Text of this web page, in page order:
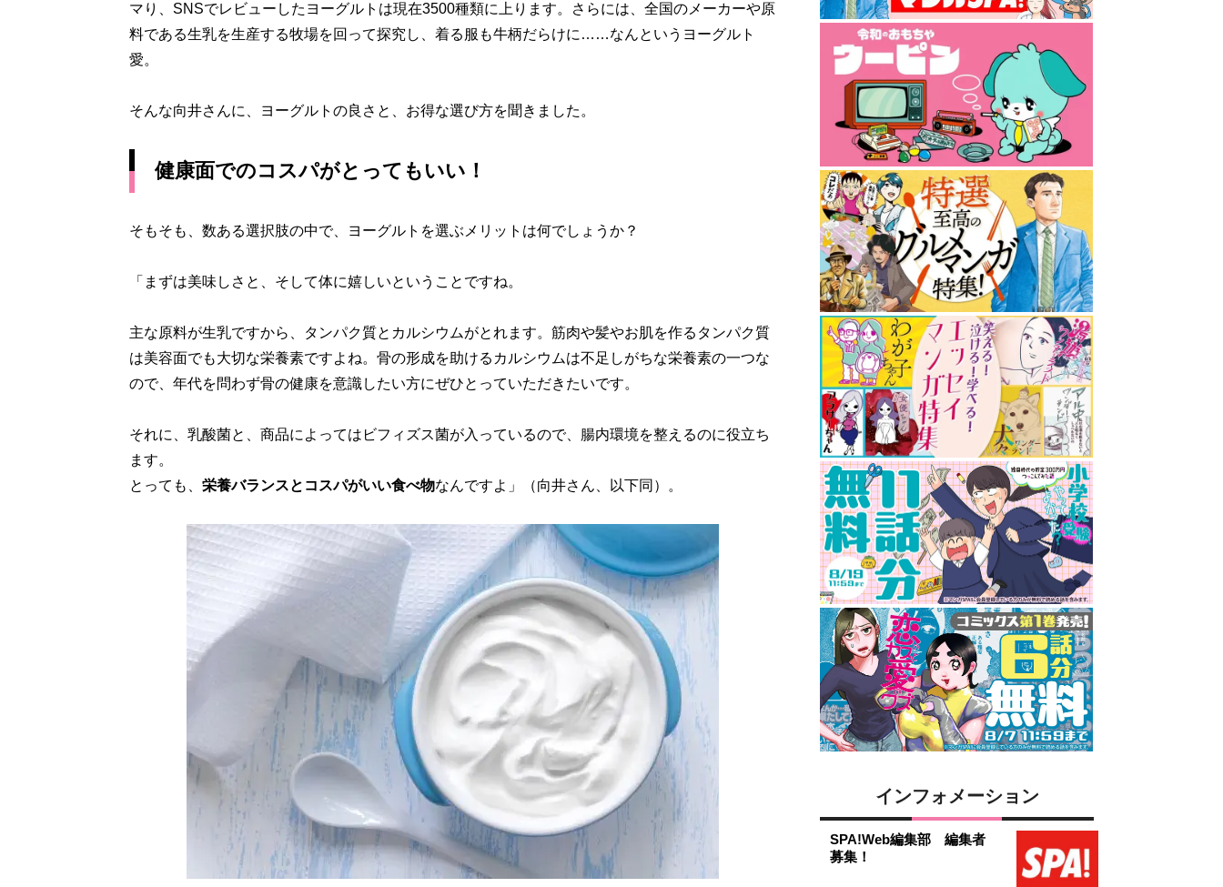
マり、SNSでレビューしたヨーグルトは現在3500種類に上ります。さらには、全国のメーカーや原
料である生乳を生産する牧場を回って探究し、着る服も牛柄だらけに……なんというヨーグルト
愛。
そんな向井さんに、ヨーグルトの良さと、お得な選び方を聞きました。
健康面でのコスパがとってもいい！
そもそも、数ある選択肢の中で、ヨーグルトを選ぶメリットは何でしょうか？
「まずは美味しさと、そして体に嬉しいということですね。
主な原料が生乳ですから、タンパク質とカルシウムがとれます。筋肉や髪やお肌を作るタンパク質
は美容面でも大切な栄養素ですよね。骨の形成を助けるカルシウムは不足しがちな栄養素の一つな
ので、年代を問わず骨の健康を意識したい方にぜひとっていただきたいです。
それに、乳酸菌と、商品によってはビフィズス菌が入っているので、腸内環境を整えるのに役立ち
ます。
とっても、 栄養バランスとコスパがいい食べ物なんですよ」（向井さん、以下同）。
インフォメーション
SPA!Web編集部 編集者
募集！